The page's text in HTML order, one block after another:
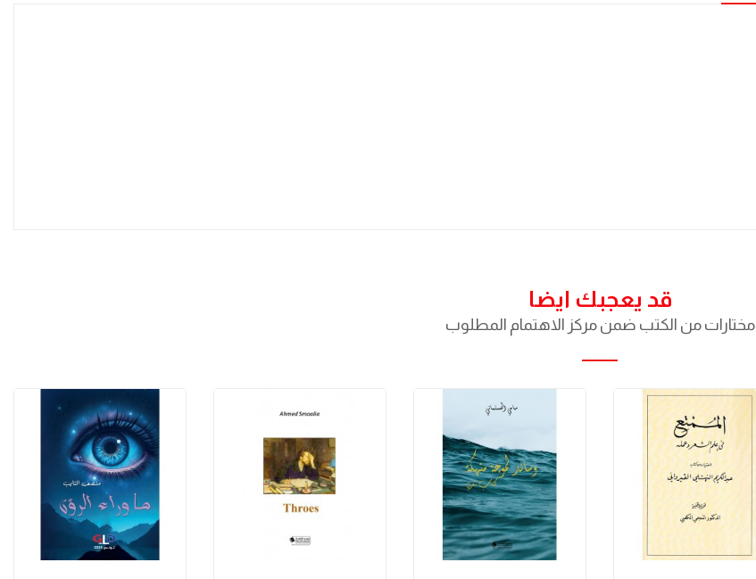
قد يعجبك ايضا
مختارات من الكتب ضمن مركز الاهتمام المطلوب